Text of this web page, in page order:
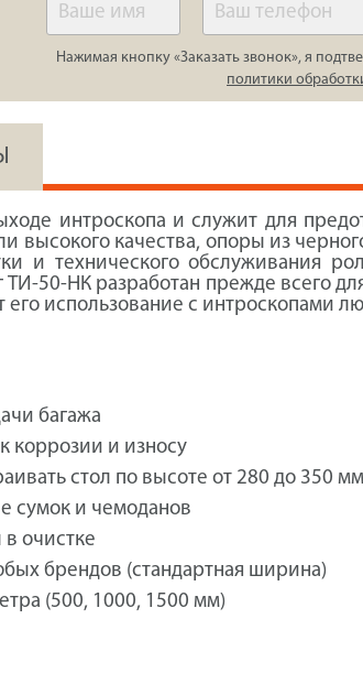
Нажимая кнопку «Заказать звонок», я
политики
интроскопа и служит для
качества, опоры из
и технического обслуживания
НК разработан прежде всего
его использование с интроскопами
багажа
коррозии и износу
стол по высоте от 280 до 350 мм
сумок и чемоданов
очистке
брендов (стандартная ширина)
(500, 1000, 1500 мм)